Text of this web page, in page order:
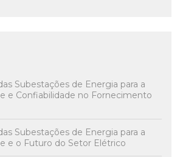
Subestações de Energia para a
e Confiabilidade no Fornecimento
Subestações de Energia para a
e o Futuro do Setor Elétrico